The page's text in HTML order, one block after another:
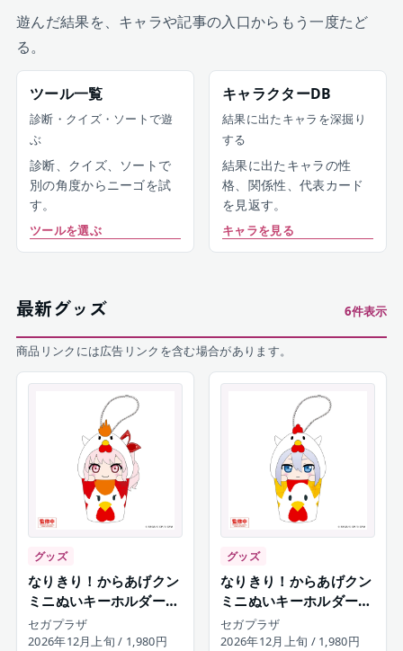
遊んだ結果を、キャラや記事の入口からもう一度たど
る。
ツール一覧
診断・クイズ・ソートで遊
ぶ
診断、クイズ、ソートで
別の角度からニーゴを試
す。
ツールを選ぶ
キャラクターDB
結果に出たキャラを深掘り
する
結果に出たキャラの性
格、関係性、代表カード
を見返す。
キャラを見る
最新グッズ 6件表示
商品リンクには広告リンクを含む場合があります。
グッズ
なりきり！からあげクン
ミニぬいキーホルダー
暁山瑞希
セガプラザ
2026年12月上旬 / 1,980円
グッズ
なりきり！からあげクン
ミニぬいキーホルダー
宵崎奏
セガプラザ
2026年12月上旬 / 1,980円